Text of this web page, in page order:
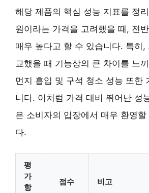
해당 제품의 핵심 성능 지표를 정
원이라는 가격을 고려했을 때, 전
매우 높다고 할 수 있습니다. 특히,
교했을 때 기능상의 큰 차이를 느
먼지 흡입 및 구석 청소 성능 또한
니다. 이처럼 가격 대비 뛰어난 성
은 소비자의 입장에서 매우 환영할
다.
평
가
항
점수 비고